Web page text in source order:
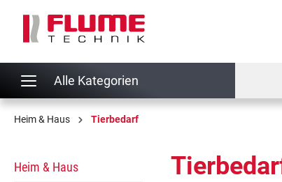
Zur Hauptnavigation springen
Alle Kategorien
Heim & Haus Tierbedarf
Heim & Haus